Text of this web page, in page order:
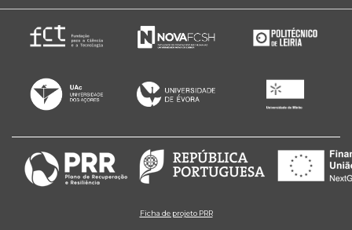
Ficha de projeto PRR